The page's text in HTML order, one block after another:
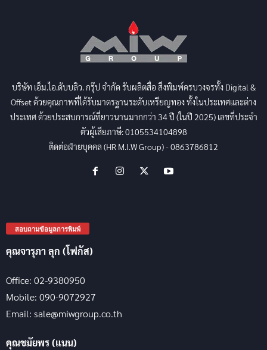
บริษัท เอ็ม.ไอ.ดับบลิว. กรุ๊ป จำกัด รับผลิตสื่อ สิ่งพิมพ์ครบวงจรทั้ง Digital &
Offset ด้วยคุณภาพที่ได้รับมาตรฐานระดับเหรียญทอง ทั้งในประเทศและต่าง
ประเทศ ด้วยประสบการณ์ที่ยาวนานมากกว่า 34 ปี (ในปี 2025) เลขที่ประจำ
ตัวผู้เสียภาษี: 0105534104898
ติดต่อฝ่ายบุคคล (HR M.I.W Group) - 0863786812
สอบถามข้อมูลการพิมพ์
คุณจารุภา ลุก (โฟกัส)
Office: 02-9380950
Mobile: 090-9072927
Email: sale@miwgroup.co.th
คุณชมัยพร (แนน)